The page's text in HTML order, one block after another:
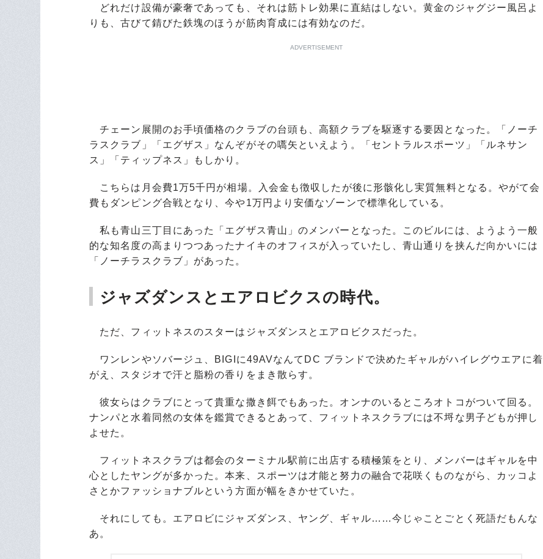
どれだけ設備が豪奢であっても、それは筋トレ効果に直結はしない。黄金のジャグジー風呂よ
りも、古びて錆びた鉄塊のほうが筋肉育成には有効なのだ。
ADVERTISEMENT
チェーン展開のお手頃価格のクラブの台頭も、高額クラブを駆逐する要因となった。「ノーチ
ラスクラブ」「エグザス」なんぞがその嚆矢といえよう。「セントラルスポーツ」「ルネサン
ス」「ティップネス」もしかり。
こちらは月会費1万5千円が相場。入会金も徴収したが後に形骸化し実質無料となる。やがて会
費もダンピング合戦となり、今や1万円より安価なゾーンで標準化している。
私も青山三丁目にあった「エグザス青山」のメンバーとなった。このビルには、ようよう一般
的な知名度の高まりつつあったナイキのオフィスが入っていたし、青山通りを挟んだ向かいには
「ノーチラスクラブ」があった。
ジャズダンスとエアロビクスの時代。
ただ、フィットネスのスターはジャズダンスとエアロビクスだった。
ワンレンやソバージュ、BIGIに49AVなんてDC ブランドで決めたギャルがハイレグウエアに着
がえ、スタジオで汗と脂粉の香りをまき散らす。
彼女らはクラブにとって貴重な撒き餌でもあった。オンナのいるところオトコがついて回る。
ナンパと水着同然の女体を鑑賞できるとあって、フィットネスクラブには不埒な男子どもが押し
よせた。
フィットネスクラブは都会のターミナル駅前に出店する積極策をとり、メンバーはギャルを中
心としたヤングが多かった。本来、スポーツは才能と努力の融合で花咲くものながら、カッコよ
さとかファッショナブルという方面が幅をきかせていた。
それにしても。エアロビにジャズダンス、ヤング、ギャル……今じゃことごとく死語だもんな
あ。